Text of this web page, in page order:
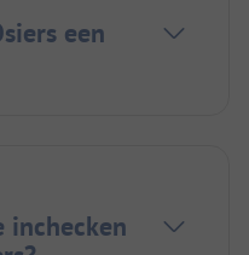
een
inchecken